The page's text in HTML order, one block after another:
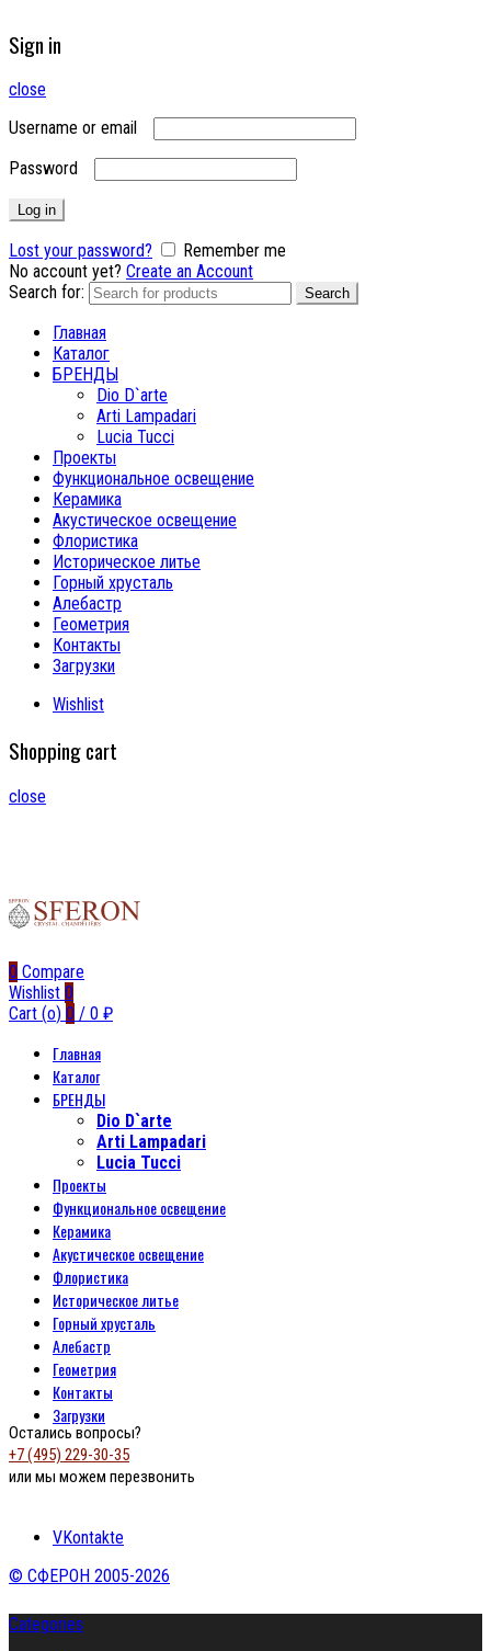
Sign in
close
Username or email
Password
Log in
Lost your password?
Remember me
No account yet? Create an Account
Search for:
Search
Главная
Каталог
БРЕНДЫ
Dio D`arte
Arti Lampadari
Lucia Tucci
Проекты
Функциональное освещение
Керамика
Акустическое освещение
Флористика
Историческое литье
Горный хрусталь
Алебастр
Геометрия
Контакты
Загрузки
Wishlist
Shopping cart
close
0 Compare
Wishlist 0
Cart (o) 0 / 0 ₽
Главная
Каталог
БРЕНДЫ
Dio D`arte
Arti Lampadari
Lucia Tucci
Проекты
Функциональное освещение
Керамика
Акустическое освещение
Флористика
Историческое литье
Горный хрусталь
Алебастр
Геометрия
Контакты
Загрузки
Остались вопросы?
+7 (495) 229-30-35
или мы можем перезвонить
VKontakte
© СФЕРОН 2005-2026
Categories